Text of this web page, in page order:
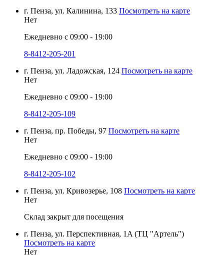
г. Пенза, ул. Калинина, 133 Посмотреть на карте
Нет
Ежедневно с 09:00 - 19:00
8-8412-205-201
г. Пенза, ул. Ладожская, 124 Посмотреть на карте
Нет
Ежедневно с 09:00 - 19:00
8-8412-205-109
г. Пенза, пр. Победы, 97 Посмотреть на карте
Нет
Ежедневно с 09:00 - 19:00
8-8412-205-102
г. Пенза, ул. Кривозерье, 108 Посмотреть на карте
Нет
Склад закрыт для посещения
г. Пенза, ул. Перспективная, 1A (ТЦ "Артель")
Посмотреть на карте
Нет